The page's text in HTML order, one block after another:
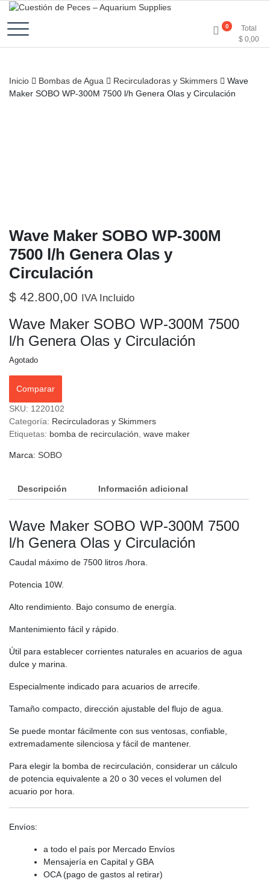
Cuestión de Peces –
Aquarium Supplies
0
Total
$ 0,00
Inicio Bombas de Agua Recirculadoras y Skimmers
Wave
Maker SOBO WP-300M 7500 l/h Genera Olas y Circulación
Wave Maker SOBO WP-300M
7500 l/h Genera Olas y
Circulación
$ 42.800,00 IVA Incluido
Wave Maker SOBO WP-300M 7500
l/h Genera Olas y Circulación
Agotado
Comparar
SKU: 1220102
Categoría: Recirculadoras y Skimmers
Etiquetas: bomba de recirculación wave maker
Marca: SOBO
Descripción Información adicional
Wave Maker SOBO WP-300M 7500
l/h Genera Olas y Circulación
Caudal máximo de 7500 litros /hora.
Potencia 10W.
Alto rendimiento. Bajo consumo de energía.
Mantenimiento fácil y rápido.
Útil para establecer corrientes naturales en acuarios de agua
dulce y marina.
Especialmente indicado para acuarios de arrecife.
Tamaño compacto, dirección ajustable del flujo de agua.
Se puede montar fácilmente con sus ventosas, confiable,
extremadamente silenciosa y fácil de mantener.
Para elegir la bomba de recirculación, considerar un cálculo
de potencia equivalente a 20 o 30 veces el volumen del
acuario por hora.
Envíos:
a todo el país por Mercado Envíos
Mensajería en Capital y GBA
OCA (pago de gastos al retirar)